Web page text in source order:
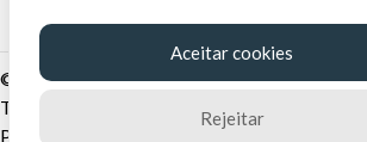
© Fortaleza Digital || CITINOVA - Fundação
Tecnologia e Inovação de Fortaleza - Rua
Praia de Iracema - Fortaleza-CE
Aceitar cookies
Rejeitar